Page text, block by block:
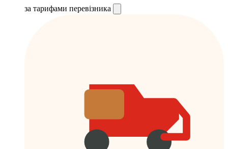
за тарифами перевізника